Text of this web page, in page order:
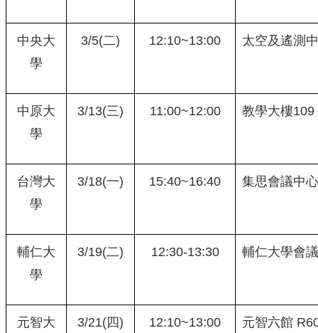
中央大
學
3/5(二) 12:10~13:00 太空及遙測
中原大
學
3/13(三) 11:00~12:00 教學大樓109
台灣大
學
3/18(一) 15:40~16:40 集思會議中
輔仁大
學
3/19(二) 12:30-13:30 輔仁大學會
元智大
3/21(四) 12:10~13:00 元智六館